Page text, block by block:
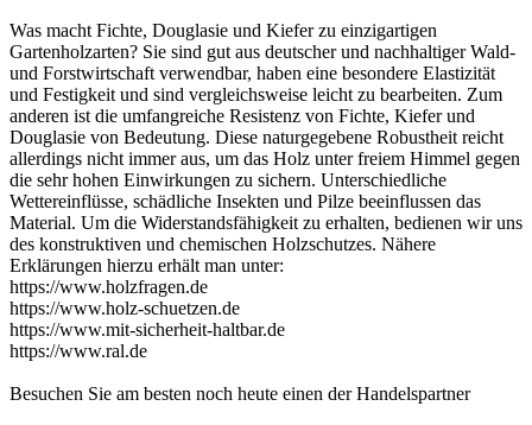
Was macht Fichte, Douglasie und Kiefer zu einzigartigen
Gartenholzarten? Sie sind gut aus deutscher und nachhaltiger Wald-
und Forstwirtschaft verwendbar, haben eine besondere Elastizität
und Festigkeit und sind vergleichsweise leicht zu bearbeiten. Zum
anderen ist die umfangreiche Resistenz von Fichte, Kiefer und
Douglasie von Bedeutung. Diese naturgegebene Robustheit reicht
allerdings nicht immer aus, um das Holz unter freiem Himmel gegen
die sehr hohen Einwirkungen zu sichern. Unterschiedliche
Wettereinflüsse, schädliche Insekten und Pilze beeinflussen das
Material. Um die Widerstandsfähigkeit zu erhalten, bedienen wir uns
des konstruktiven und chemischen Holzschutzes. Nähere
Erklärungen hierzu erhält man unter:
https://www.holzfragen.de
https://www.holz-schuetzen.de
https://www.mit-sicherheit-haltbar.de
https://www.ral.de
Besuchen Sie am besten noch heute einen derHandelspartner